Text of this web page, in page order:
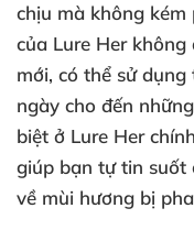
chịu mà không
của Lure Her
mới, có thể sử
ngày cho đến
biệt ở Lure Her
giúp bạn tự tin suốt
về mùi hương bị